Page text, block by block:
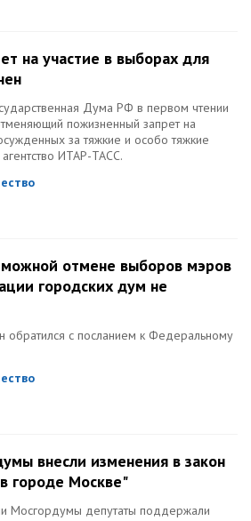
на участие в выборах для
Дума РФ в первом чтении
пожизненный запрет на
за тяжкие и особо тяжкие
ИТАР-ТАСС.
отмене выборов мэров
городских дум не
обратился с посланием к Федеральному
внесли изменения в закон
городе Москве"
Мосгордумы депутаты поддержали